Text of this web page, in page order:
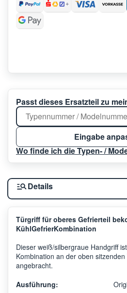
Passt dieses Ersatzteil zu
Eingabe
Wo finde ich die Typen- /
Details
Türgriff für oberes Gefrierteil
KühlGefrierKombination
Dieser weiß/silbergraue Handgriff
Kombination an der oben
angebracht.
Ausführung: